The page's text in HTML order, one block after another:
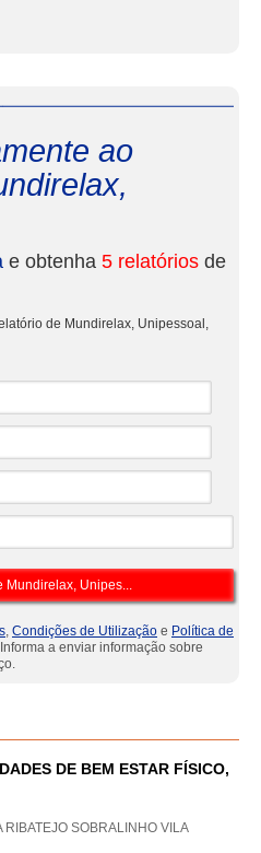
ao
e obtenha 5 relatórios de
de Mundirelax, Unipessoal,
, Condições de Utilização e Política de
a enviar informação sobre
DE BEM ESTAR FÍSICO,
SOBRALINHO VILA